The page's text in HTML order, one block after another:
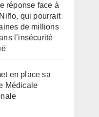
réponse face à
qui pourrait
de millions
l’insécurité
en place sa
Médicale